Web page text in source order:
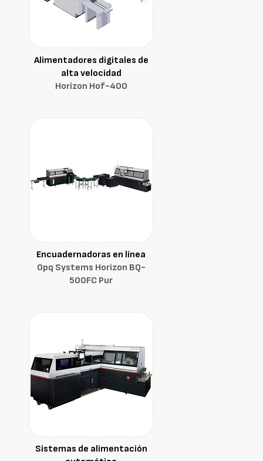
Alimentadores digitales de
alta velocidad
Horizon Hof-400
Encuadernadoras en línea
Opq Systems Horizon BQ-
500FC Pur
Sistemas de alimentación